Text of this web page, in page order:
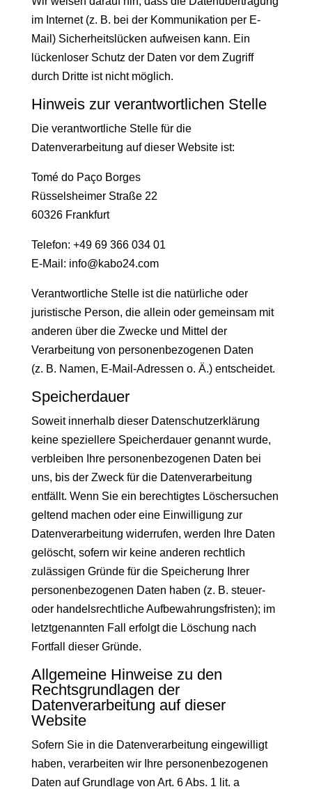
im Internet (z. B. bei der Kommunikation per E-
Mail) Sicherheitslücken aufweisen kann. Ein
lückenloser Schutz der Daten vor dem Zugriff
durch Dritte ist nicht möglich.
Hinweis zur verantwortlichen Stelle
Die verantwortliche Stelle für die
Datenverarbeitung auf dieser Website ist:
Tomé do Paço Borges
Rüsselsheimer Straße 22
60326 Frankfurt
Telefon: +49 69 366 034 01
E-Mail: info@kabo24.com
Verantwortliche Stelle ist die natürliche oder
juristische Person, die allein oder gemeinsam mit
anderen über die Zwecke und Mittel der
Verarbeitung von personenbezogenen Daten
(z. B. Namen, E-Mail-Adressen o. Ä.) entscheidet.
Speicherdauer
Soweit innerhalb dieser Datenschutzerklärung
keine speziellere Speicherdauer genannt wurde,
verbleiben Ihre personenbezogenen Daten bei
uns, bis der Zweck für die Datenverarbeitung
entfällt. Wenn Sie ein berechtigtes Löschersuchen
geltend machen oder eine Einwilligung zur
Datenverarbeitung widerrufen, werden Ihre Daten
gelöscht, sofern wir keine anderen rechtlich
zulässigen Gründe für die Speicherung Ihrer
personenbezogenen Daten haben (z. B. steuer-
oder handelsrechtliche Aufbewahrungsfristen); im
letztgenannten Fall erfolgt die Löschung nach
Fortfall dieser Gründe.
Allgemeine Hinweise zu den
Rechtsgrundlagen der
Datenverarbeitung auf dieser
Website
Sofern Sie in die Datenverarbeitung eingewilligt
haben, verarbeiten wir Ihre personenbezogenen
Daten auf Grundlage von Art. 6 Abs. 1 lit. a